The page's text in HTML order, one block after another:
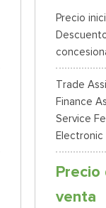
Precio
Trade
Finance
Service
Electronic
Precio
venta